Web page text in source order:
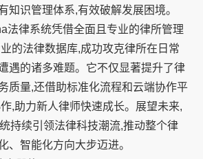
知识管理体系,有效破解发展困境。
法律系统凭借全面且专业的律所管理
的法律数据库,成功攻克律所在日常
遇的诸多难题。它不仅显著提升了律
质量,还借助标准化流程和云端协作平
,助力新人律师快速成长。展望未来,
持续引领法律科技潮流,推动整个律
、智能化方向大步迈进。